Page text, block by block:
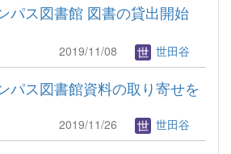
パス図書館 図書の貸出開始
2019/11/08 世田谷
パス図書館資料の取り寄せを
2019/11/26 世田谷